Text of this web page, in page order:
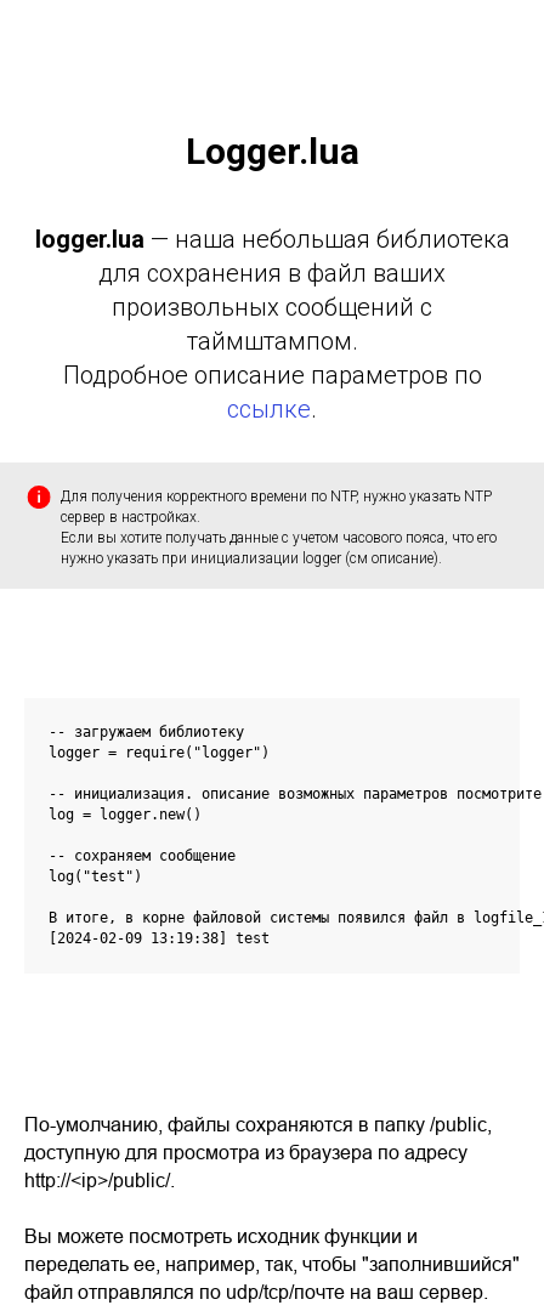
Logger.lua
logger.lua — наша небольшая библиотека
для сохранения в файл ваших
произвольных сообщений с
таймштампом.
Подробное описание параметров по
ссылке.
Для получения корректного времени по NTP, нужно указать NTP
сервер в настройках.
Если вы хотите получать данные с учетом часового пояса, что его
нужно указать при инициализации logger (см описание).
-- загружаем библиотеку
logger = require("logger")
-- инициализация. описание возможных параметров
log = logger.new()
-- сохраняем сообщение
log("test")
В итоге, в корне файловой системы появился файл в
[2024-02-09 13:19:38] test
По-умолчанию, файлы сохраняются в папку /public,
доступную для просмотра из браузера по адресу
http://<ip>/public/.
Вы можете посмотреть исходник функции и
переделать ее, например, так, чтобы "заполнившийся"
файл отправлялся по udp/tcp/почте на ваш сервер.